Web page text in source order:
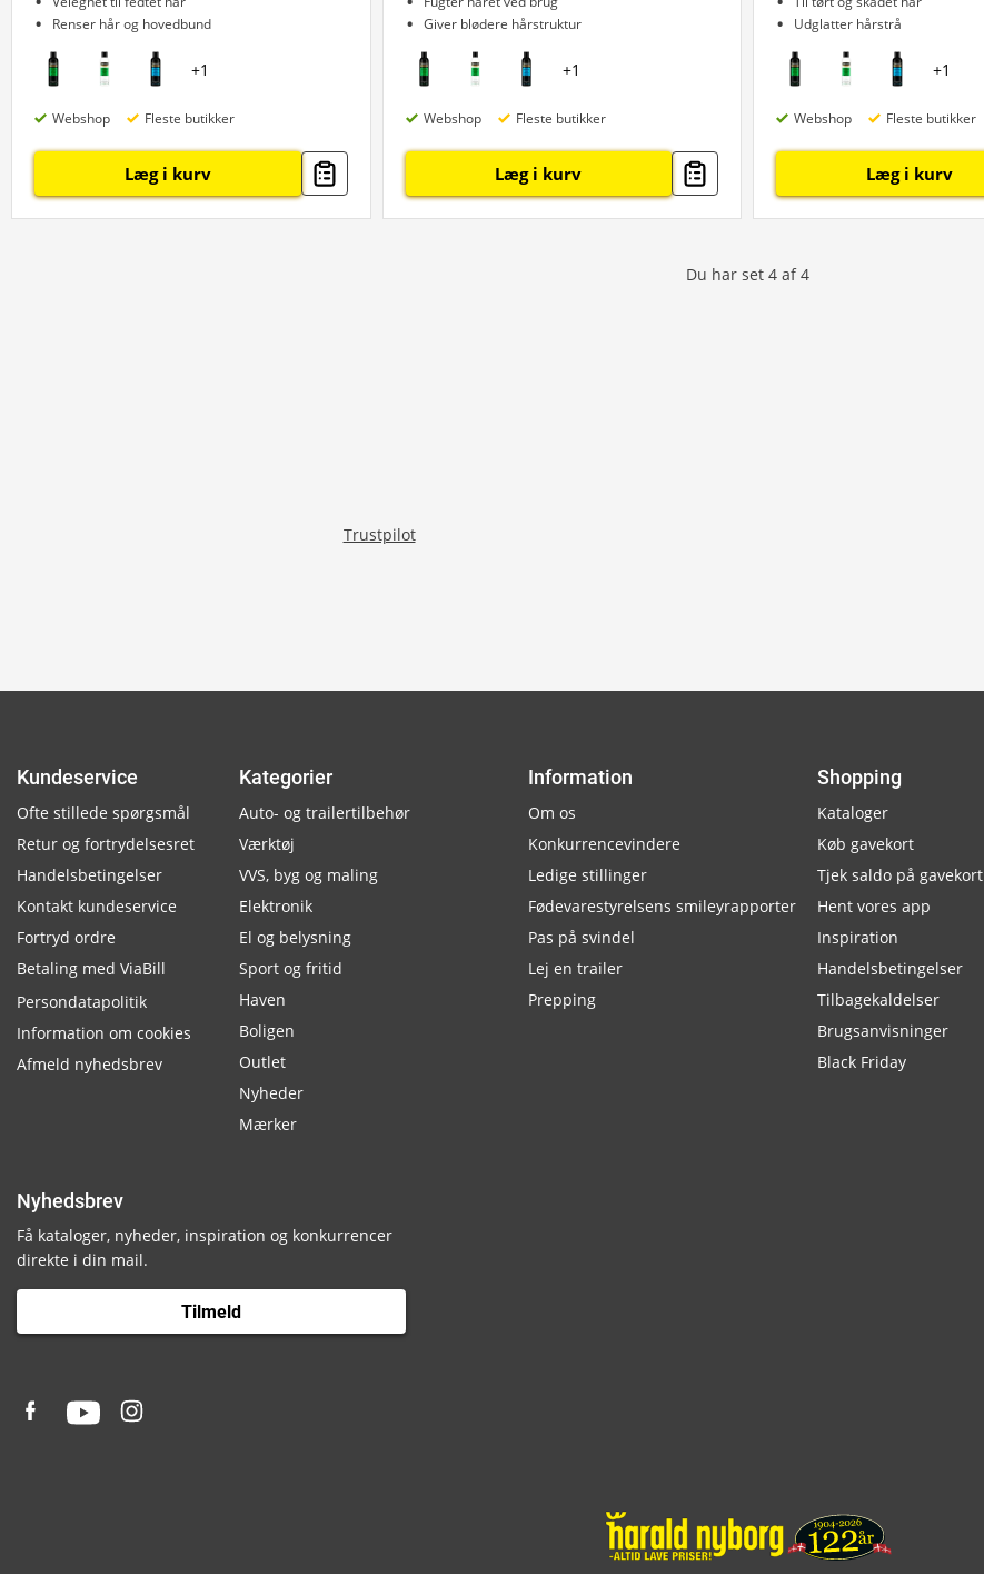
Renser hår og hovedbund
+1
Webshop Fleste butikker
Læg i kurv
Giver blødere hårstruktur
+1
Webshop Fleste butikker
Læg i kurv
Udglatter hårstrå
+1
Webshop Fleste butikker
Læg i kurv
Du har set 4 af 4
Trustpilot
Kundeservice
Ofte stillede spørgsmål
Retur og fortrydelsesret
Handelsbetingelser
Kontakt kundeservice
Fortryd ordre
Betaling med ViaBill
Persondatapolitik
Information om cookies
Afmeld nyhedsbrev
Kategorier
Auto- og trailertilbehør
Værktøj
VVS, byg og maling
Elektronik
El og belysning
Sport og fritid
Haven
Boligen
Outlet
Nyheder
Mærker
Information
Om os
Konkurrencevindere
Ledige stillinger
Fødevarestyrelsens smileyrapporter
Pas på svindel
Lej en trailer
Prepping
Shopping
Kataloger
Køb gavekort
Tjek saldo på gavekort
Hent vores app
Inspiration
Handelsbetingelser
Tilbagekaldelser
Brugsanvisninger
Black Friday
Nyhedsbrev
Få kataloger, nyheder, inspiration og konkurrencer
direkte i din mail.
Tilmeld